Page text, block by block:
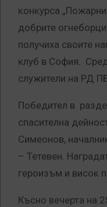
конкурса
добрите
получиха своите
клуб в София.
служители на РД
Победител в
спасителна
Симеонов,
– Тетевен.
героизъм и висок
Късно вечерта на